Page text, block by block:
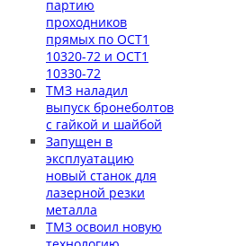
партию
проходников
прямых по ОСТ1
10320-72 и ОСТ1
10330-72
ТМЗ наладил
выпуск бронеболтов
с гайкой и шайбой
Запущен в
эксплуатацию
новый станок для
лазерной резки
металла
ТМЗ освоил новую